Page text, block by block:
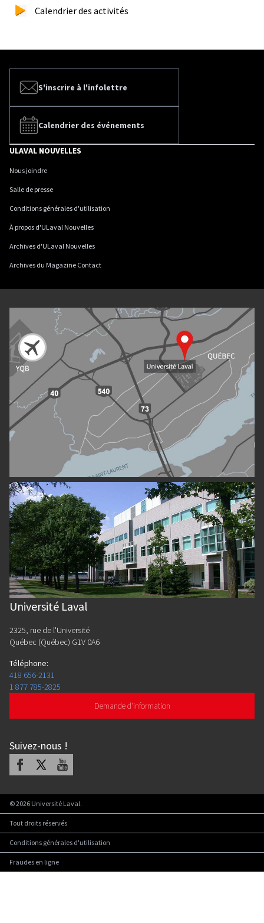
Calendrier des activités
S'inscrire à l'infolettre
Calendrier des événements
ULAVAL NOUVELLES
Nous joindre
Salle de presse
Conditions générales d'utilisation
À propos d'ULaval Nouvelles
Archives d'ULaval Nouvelles
Archives du Magazine Contact
Université Laval
2325, rue de l'Université
Québec (Québec) G1V 0A6
Téléphone:
418 656-2131
1 877 785-2825
Demande d'information
Suivez-nous !
Facebook Youtube
©2026 Université Laval.
Tout droits réservés
Conditions générales d'utilisation
Fraudes en ligne